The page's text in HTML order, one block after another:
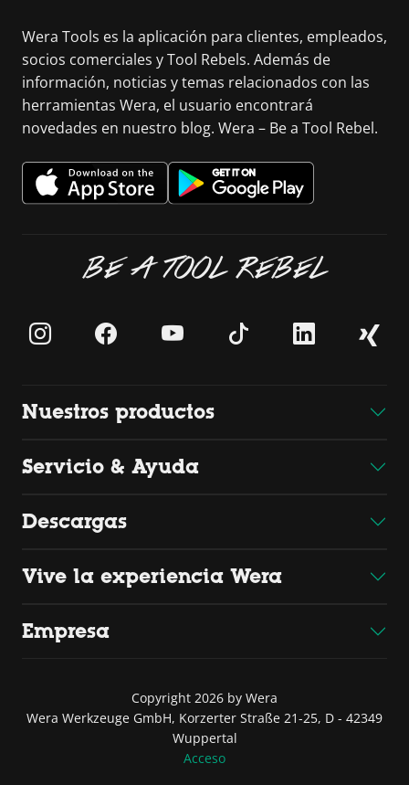
Wera Tools es la aplicación para clientes, empleados,
socios comerciales y Tool Rebels. Además de
información, noticias y temas relacionados con las
herramientas Wera, el usuario encontrará
novedades en nuestro blog. Wera – Be a Tool Rebel.
BE A TOOL REBEL
Nuestros productos
Servicio & Ayuda
Descargas
Vive la experiencia Wera
Empresa
Copyright 2026 by Wera
Wera Werkzeuge GmbH, Korzerter Straße 21-25, D - 42349
Wuppertal
Acceso